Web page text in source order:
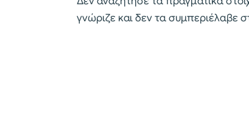
γνώριζε και δεν τα συμπεριέλαβε